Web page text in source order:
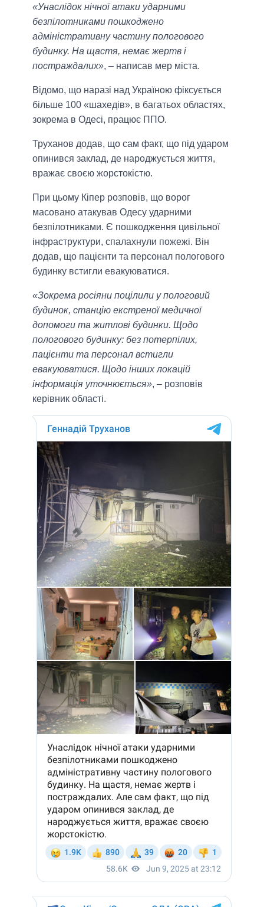
«Унаслідок нічної атаки ударними
безпілотниками пошкоджено
адміністративну частину пологового
будинку. На щастя, немає жертв і
постраждалих», – написав мер міста.
Відомо, що наразі над Україною фіксується
більше 100 «шахедів», в багатьох областях,
зокрема в Одесі, працює ППО.
Труханов додав, що сам факт, що під ударом
опинився заклад, де народжується життя,
вражає своєю жорстокістю.
При цьому Кіпер розповів, що ворог
масовано атакував Одесу ударними
безпілотниками. Є пошкодження цивільної
інфраструктури, спалахнули пожежі. Він
додав, що пацієнти та персонал пологового
будинку встигли евакуюватися.
«Зокрема росіяни поцілили у пологовий
будинок, станцію екстреної медичної
допомоги та житлові будинки. Щодо
пологового будинку: без потерпілих,
пацієнти та персонал встигли
евакуюватися. Щодо інших локацій
інформація уточнюється», – розповів
керівник області.